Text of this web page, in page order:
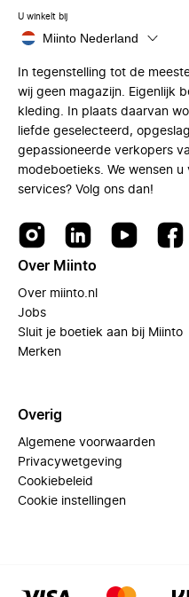
U winkelt bij
Miinto Nederland
In tegenstelling tot de
wij geen magazijn. Eigenlijk
kleding. In plaats daarvan
liefde geselecteerd,
gepassioneerde verkopers
modeboetieks. We wensen
services? Volg ons dan!
Over Miinto
Over miinto.nl
Jobs
Sluit je boetiek aan bij Miinto
Merken
Overig
Algemene voorwaarden
Privacywetgeving
Cookiebeleid
Cookie instellingen